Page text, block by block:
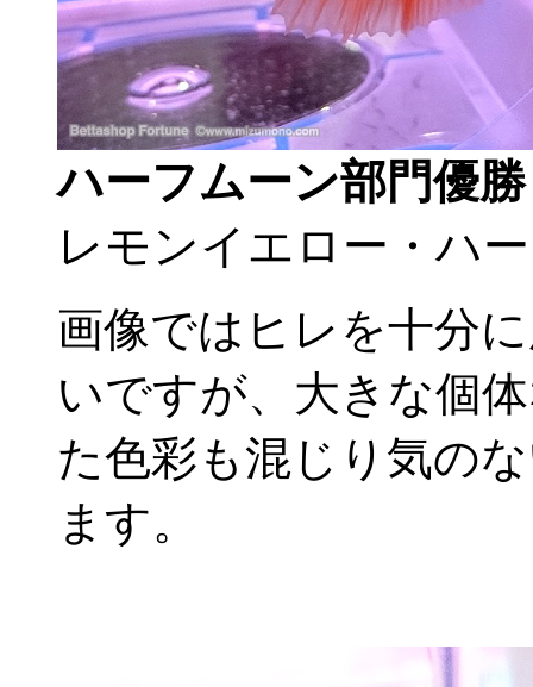
ハーフムーン部門優
レモンイエロー・ハ
画像ではヒレを十分
いですが、大きな個
た色彩も混じり気の
ます。